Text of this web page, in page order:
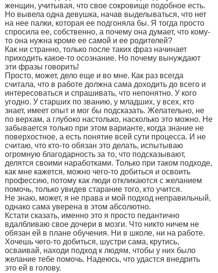
женщин, учитывая, что свое сокровище подобное есть.
Но вывела одна девушка, начав выделываться, что нет
на нее палки, которая ее подгоняла бы. Я тогда просто
спросила ее, собственно, а почему она думает, что кому-
то она нужна кроме ее самой и ее родителей?
Как ни странно, только после таких фраз начинает
приходить какое-то осознание. Но почему вынуждают
эти фразы говорить!
Просто, может, дело еще и во мне. Как раз всегда
считала, что в работе должна сама доходить до всего и
интересоваться и спрашивать, что непонятно. У кого
угодно. У старших по званию, у младших, у всех, кто
знает, имеет опыт и мог бы подсказать. Желательно, не
по верхам, а глубоко настолько, насколько это можно. Не
забывается только при этом варианте, когда знание не
поверхостное, а есть понятие всей сути процесса. И не
считаю, что кто-то обязан это делать, испытываю
огромную благодарность за то, что подсказывают,
делятся своими наработками. Только при таком подходе,
как мне кажется, можно чего-то добиться и освоить
профессию, потому как люди откликаются с желанием
помочь, только увидев старание того, кто учится.
Не знаю, может, я не права и мой подход неправильный,
однако сама уверена в этом абсолютно.
Кстати сказать, именно это я просто педантично
вдалбливаю свое дочери в мозги. Что никто ничем не
обязан ей в плане обучения. Ни в школе, ни на работе.
Хочешь чего-то добиться, шустри сама, крутись,
осваивай, находи подход к людям, чтобы у них было
желание тебе помочь. Надеюсь, что удастся внедрить
это ей в голову.